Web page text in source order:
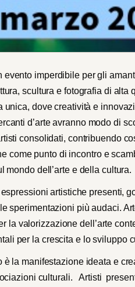
imperdibile per gli
scultura e fotografia di alta
unica, dove creatività e
d’arte avranno modo di
consolidati, contribuendo
come punto di incontro e
mondo dell’arte e della cultura.
artistiche presenti,
sperimentazioni più audaci.
la valorizzazione dell’arte
per la crescita e lo sviluppo
la manifestazione ideata e
culturali. Artisti